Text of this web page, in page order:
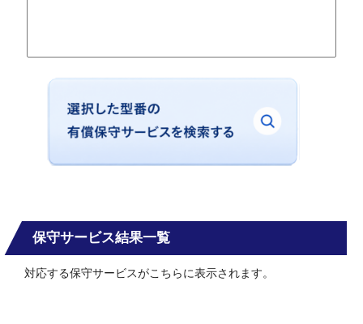
保守サービス結果一覧
対応する保守サービスがこちらに表示されます。